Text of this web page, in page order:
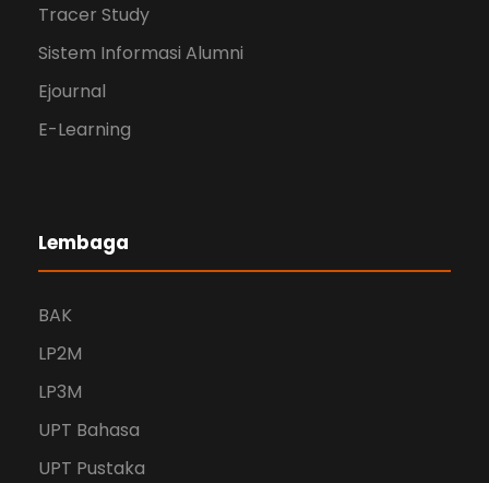
Tracer Study
Sistem Informasi Alumni
Ejournal
E-Learning
Lembaga
BAK
LP2M
LP3M
UPT Bahasa
UPT Pustaka